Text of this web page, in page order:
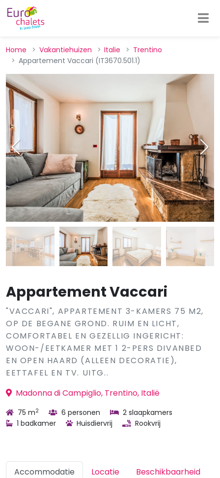
Home Vakantiehuizen Italie
Trentino
Appartement Vaccari (IT3670.501.1)
Appartement Vaccari
"VACCARI", APPARTEMENT 3-KAMERS 75 M2,
OP DE BEGANE GROND. RUIM EN LICHT,
COMFORTABEL EN GEZELLIG INGERICHT:
WOON-/EETKAMER MET 1 2-PERS DIVANBED
EN OPEN HAARD (ALLEEN DECORATIE),
EETTAFEL EN TV. UITG..
Madonna di Campiglio, Trentino, Italië
75 m2 6 personen
2 slaapkamers
1 badkamer
Huisdiervrij Rookvrij
Accommodatie Locatie Beschikbaarheid